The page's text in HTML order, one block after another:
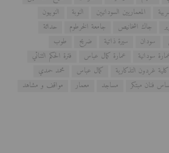
المعماريين السودانيين النوبة
النوبيون
جاك اشخانيص جامعة الخرطوم
حداثة
سودان سيرة ذاتية ضريح
طوب
سودانية عمارة كمال عباس
فترة الحكم الثنائي
كلية غردون التذكارية كمال عباس
محمد حمدي
فنان مبتكر
مساجد معمار
مواقف و مشاهد